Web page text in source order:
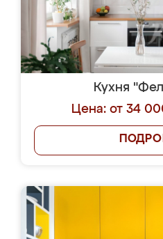
Кухня
Цена: от 34